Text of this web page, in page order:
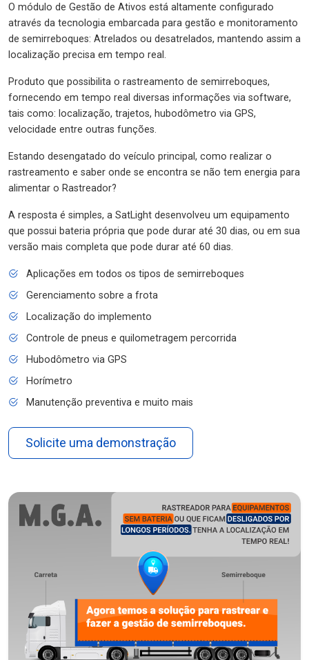
O módulo de Gestão de Ativos está altamente configurado
através da tecnologia embarcada para gestão e monitoramento
de semirreboques: Atrelados ou desatrelados, mantendo assim a
localização precisa em tempo real.
Produto que possibilita o rastreamento de semirreboques,
fornecendo em tempo real diversas informações via software,
tais como: localização, trajetos, hubodômetro via GPS,
velocidade entre outras funções.
Estando desengatado do veículo principal, como realizar o
rastreamento e saber onde se encontra se não tem energia para
alimentar o Rastreador?
A resposta é simples, a SatLight desenvolveu um equipamento
que possui bateria própria que pode durar até 30 dias, ou em sua
versão mais completa que pode durar até 60 dias.
Aplicações em todos os tipos de semirreboques
Gerenciamento sobre a frota
Localização do implemento
Controle de pneus e quilometragem percorrida
Hubodômetro via GPS
Horímetro
Manutenção preventiva e muito mais
Solicite uma demonstração